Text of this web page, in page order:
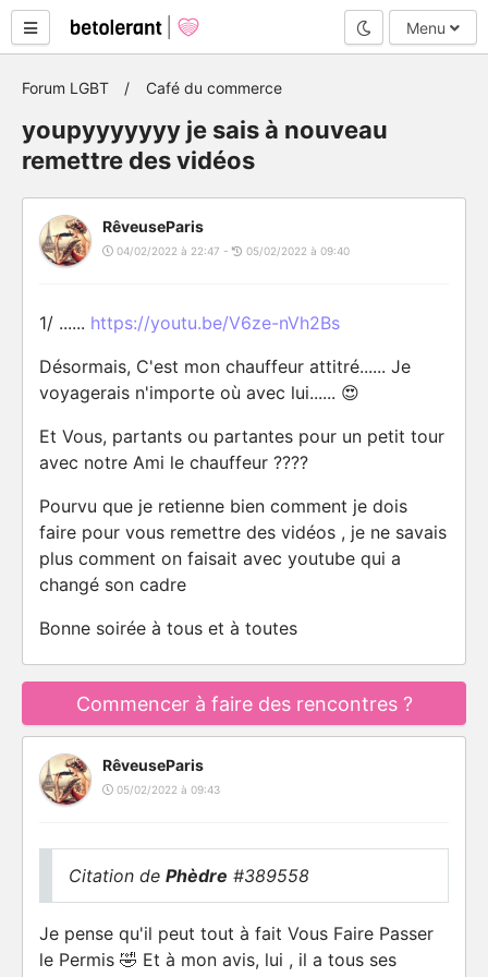
Mode nuit
Menu
Forum LGBT Café du commerce
youpyyyyyyy je sais à nouveau
remettre des vidéos
RêveuseParis
04/02/2022 à 22:47 - 05/02/2022 à 09:40
1/ ...... https://youtu.be/V6ze-nVh2Bs
Désormais, C'est mon chauffeur attitré...... Je
voyagerais n'importe où avec lui...... 😍
Et Vous, partants ou partantes pour un petit tour
avec notre Ami le chauffeur ????
Pourvu que je retienne bien comment je dois
faire pour vous remettre des vidéos , je ne savais
plus comment on faisait avec youtube qui a
changé son cadre
Bonne soirée à tous et à toutes
Commencer à faire des rencontres ?
RêveuseParis
05/02/2022 à 09:43
Citation de Phèdre #389558
Je pense qu'il peut tout à fait Vous Faire Passer
le Permis 🤣 Et à mon avis, lui , il a tous ses